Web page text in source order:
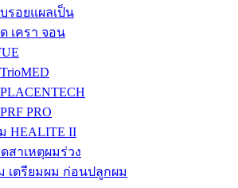
รอยแผลเป็น
เครา จอน
PRO
HEALITE II
สาเหตุผมร่วง
เตรียมผม ก่อนปลูกผม